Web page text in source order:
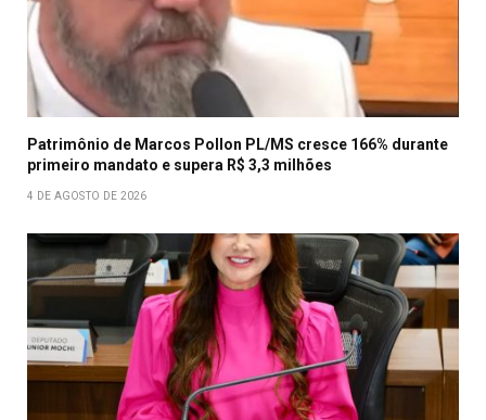
Patrimônio de Marcos Pollon PL/MS cresce 166% durante
primeiro mandato e supera R$ 3,3 milhões
4 DE AGOSTO DE 2026